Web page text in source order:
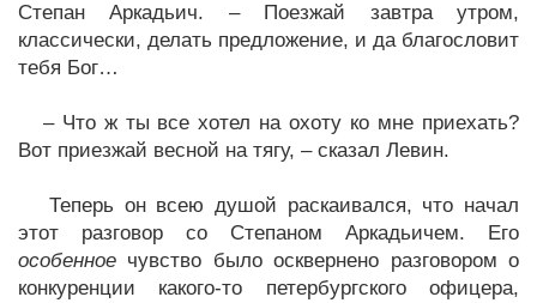
Степан Аркадьич. – Поезжай завтра утром,
классически, делать предложение, и да благословит
тебя Бог…
– Что ж ты все хотел на охоту ко мне приехать?
Вот приезжай весной на тягу, – сказал Левин.
Теперь он всею душой раскаивался, что начал
этот разговор со Степаном Аркадьичем. Его
особенное чувство было осквернено разговором о
конкуренции какого-то петербургского офицера,